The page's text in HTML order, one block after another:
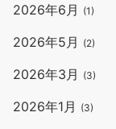
2026年6月 (1)
2026年5月 (2)
2026年3月 (3)
2026年1月 (3)